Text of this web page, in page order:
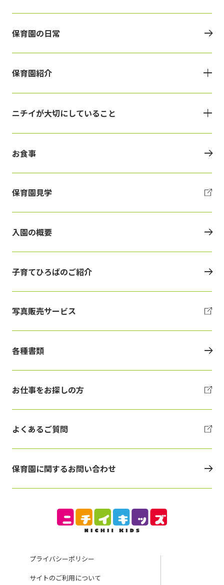
プライバシーポリシー
サイトのご利用について
保育園の日常
保育園紹介
ニチイが大切にしていること
お食事
保育園見学
入園の概要
子育てひろばのご紹介
写真販売サービス
各種書類
お仕事をお探しの方
よくあるご質問
保育園に関するお問い合わせ